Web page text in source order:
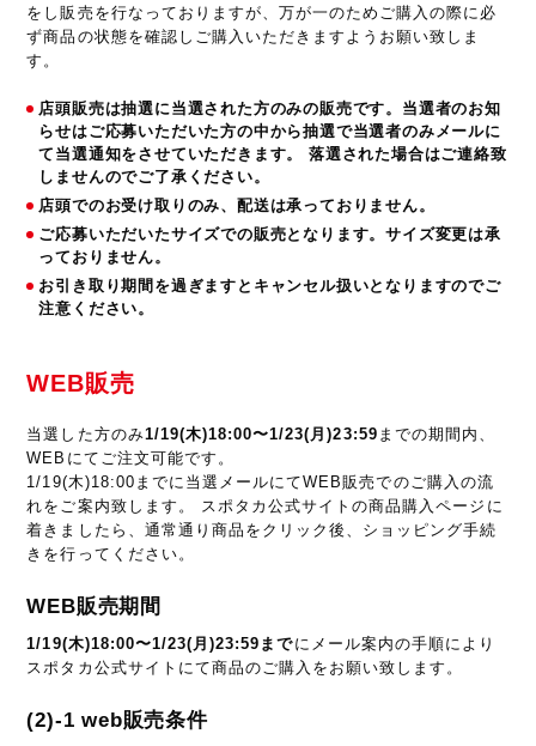
をし販売を行なっておりますが、万が一のためご購入の際に必
ず商品の状態を確認しご購入いただきますようお願い致しま
す。
店頭販売は抽選に当選された方のみの販売です。当選者のお知
らせはご応募いただいた方の中から抽選で当選者のみメールに
て当選通知をさせていただきます。 落選された場合はご連絡致
しませんのでご了承ください。
店頭でのお受け取りのみ、配送は承っておりません。
ご応募いただいたサイズでの販売となります。サイズ変更は承
っておりません。
お引き取り期間を過ぎますとキャンセル扱いとなりますのでご
注意ください。
WEB販売
当選した方のみ1/19(木)18:00〜1/23(月)23:59 までの期間内、
WEBにてご注文可能です。
1/19(木)18:00までに当選メールにてWEB販売でのご購入の流
れをご案内致します。 スポタカ公式サイトの商品購入ページに
着きましたら、通常通り商品をクリック後、ショッピング手続
きを行ってください。
WEB販売期間
1/19(木)18:00〜1/23(月)23:59までにメール案内の手順により
スポタカ公式サイトにて商品のご購入をお願い致します。
(2)-1 web販売条件